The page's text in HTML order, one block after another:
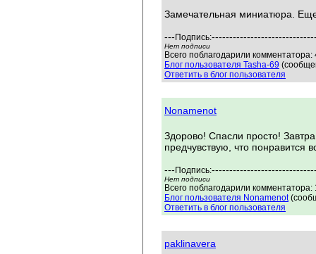
Замечательная миниатюра.
--- Подпись:
Нет подписи
Всего поблагодарили
Блог пользователя Tasha-69
Ответить в блог пользователя
Nonamenot
Здорово! Спасли просто!
предчувствую, что понравится
--- Подпись:
Нет подписи
Всего поблагодарили
Блог пользователя Nonamenot
Ответить в блог пользователя
paklinavera